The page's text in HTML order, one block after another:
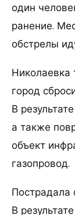
один
ранение.
обстрелы
Николаевка
город
В
а также
объект
газопровод.
Пострадала
В